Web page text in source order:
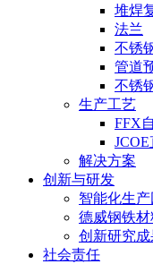
堆焊
法兰
不锈
管道
不锈
生产工艺
FFX
解决方案
创新与研发
智能化生产
德威钢铁
创新研究成
社会责任